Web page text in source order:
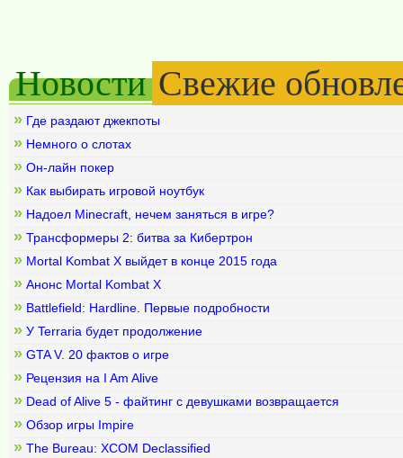
Новости Свежие
» Где раздают джекпоты
» Немного о слотах
» Он-лайн покер
» Как выбирать игровой ноутбук
» Надоел Minecraft, нечем заняться в игре?
» Трансформеры 2: битва за Кибертрон
» Mortal Kombat X выйдет в конце 2015 года
» Анонс Mortal Kombat X
» Battlefield: Hardline. Первые подробности
» У Terraria будет продолжение
» GTA V. 20 фактов о игре
» Рецензия на I Am Alive
» Dead of Alive 5 - файтинг с девушками возвращается
» Обзор игры Impire
» The Bureau: XCOM Declassified